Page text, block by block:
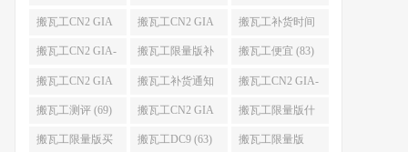
(98) (98)
搬瓦工CN2 GIA
便宜方案 (92)
搬瓦工CN2 GIA
限量版 (90)
搬瓦工补货时间
(89)
搬瓦工CN2 GIA-
E限量版 (84)
搬瓦工限量版补
货 (84)
搬瓦工便宜 (83)
搬瓦工CN2 GIA
优惠 (82)
搬瓦工补货通知
QQ群 (76)
搬瓦工CN2 GIA-
E便宜套餐 (76)
搬瓦工测评 (69) 搬瓦工CN2 GIA
限量版补货 (67)
搬瓦工限量版什
么时候补货 (67)
搬瓦工限量版买 搬瓦工DC9 (63) 搬瓦工限量版